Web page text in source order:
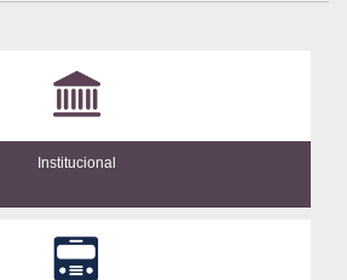
Institucional